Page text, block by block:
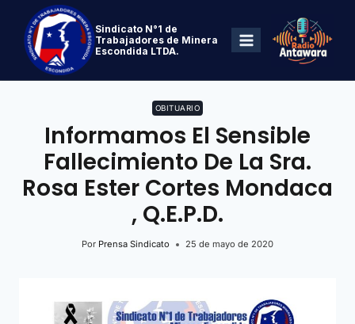
Sindicato N°1 de
Trabajadores de Minera
Escondida LTDA.
OBITUARIO
Informamos El Sensible
Fallecimiento De La Sra.
Rosa Ester Cortes Mondaca
, Q.E.P.D.
Por Prensa Sindicato 25 de mayo de 2020